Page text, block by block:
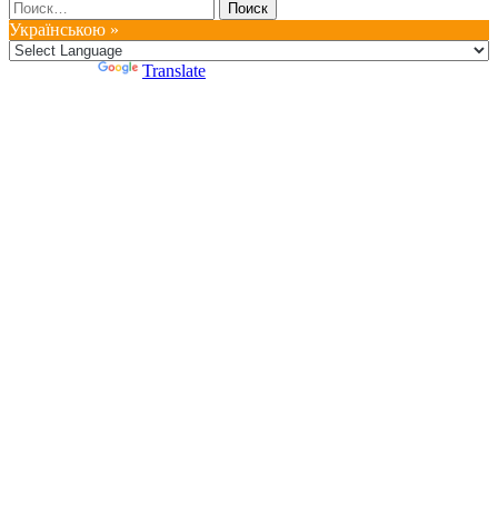
Найти:
Українською »
Translate